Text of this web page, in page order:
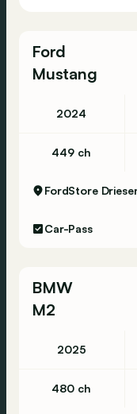
Ford
Mustang
2024
449 ch
FordStore
Car-Pass
BMW
M2
2025
480 ch